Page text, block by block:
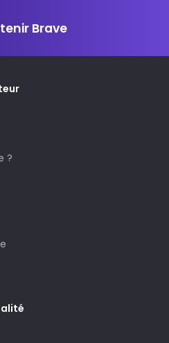
Brave
?